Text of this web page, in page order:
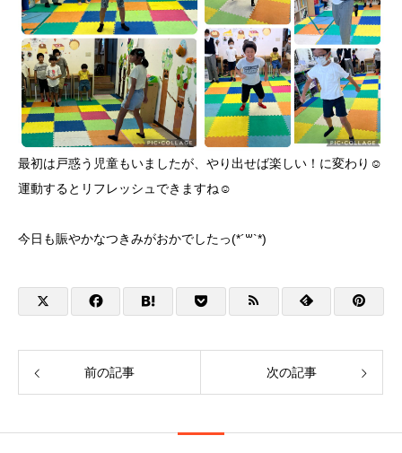
最初は戸惑う児童もいましたが、やり出せば楽しい！に変わり☺️
運動するとリフレッシュできますね☺️
今日も賑やかなつきみがおかでしたっ(*´꒳`*)
前の記事 次の記事